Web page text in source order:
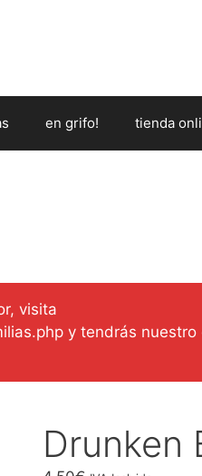
en grifo! tienda
visita
y tendrás
Drunken